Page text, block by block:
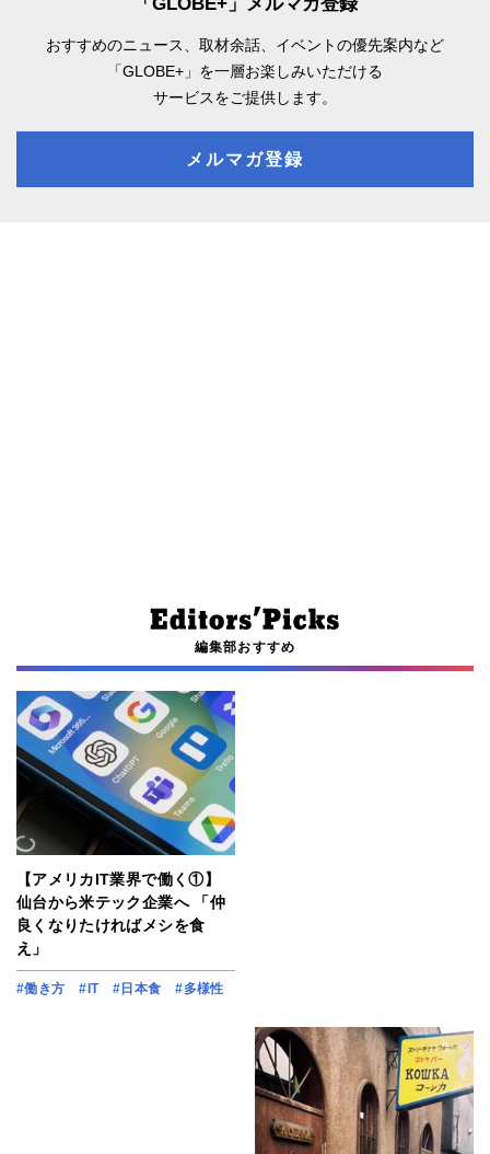
おすすめのニュース、取材余話、 イベントの優先案内など
「GLOBE+」を一層お楽しみいただける
サービスをご提供します。
メルマガ登録
編集部おすすめ
【アメリカIT業界で働く①】
仙台から米テック企業へ 「仲
良くなりたければメシを食
え」
#働き方 #IT #日本食 #多様性